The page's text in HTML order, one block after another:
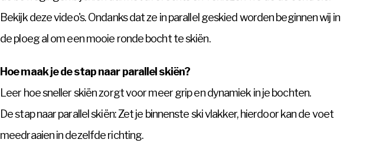
Bekijk deze video's. Ondanks dat ze in parallel geskied worden beginnen wij in
de ploeg al om een mooie ronde bocht te skiën.
Hoe maak je de stap naar parallel skiën?
Leer hoe sneller skiën zorgt voor meer grip en dynamiek in je bochten.
De stap naar parallel skiën: Zet je binnenste ski vlakker, hierdoor kan de voet
meedraaien in dezelfde richting.